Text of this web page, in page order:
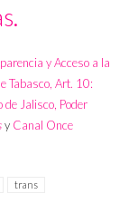
y Acceso a la
Tabasco, Art. 10:
Jalisco, Poder
y Canal Once
trans